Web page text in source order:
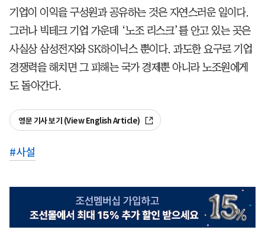
기업이 이익을 구성원과 공유하는 것은 자연스러운 일이다.
그러나 빅테크 기업 가운데 ‘노조 리스크’를 안고 있는 곳은
사실상 삼성전자와 SK하이닉스 뿐이다. 과도한 요구로 기업
경쟁력을 해치면 그 피해는 국가 경제뿐 아니라 노조원에게
도 돌아간다.
영문 기사 보기 (View English Article)
#사설